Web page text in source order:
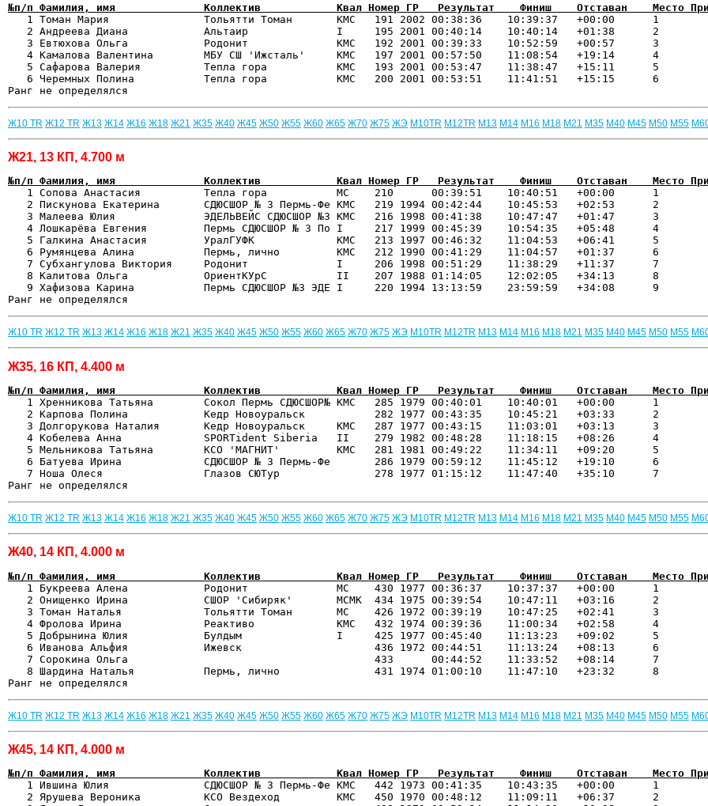
№п/п Фамилия, имя              Коллектив            Квал Номер ГР   Результат    Финиш    Отставан    Место
1 Томан Мария               Тольятти Томан       КМС   191 2002 00:38:36    10:39:37   +00:00      1
   2 Андреева Диана            Альтаир              I     195 2001 00:40:14    10:40:14   +01:38      2
   3 Евтюхова Ольга            Родонит              КМС   192 2001 00:39:33    10:52:59   +00:57      3
   4 Камалова Валентина        МБУ СШ 'Ижсталь'     КМС   197 2001 00:57:50    11:08:54   +19:14      4
   5 Сафарова Валерия          Тепла гора           КМС   193 2001 00:53:47    11:38:47   +15:11      5
   6 Черемных Полина           Тепла гора           КМС   200 2001 00:53:51    11:41:51   +15:15      6
Ж10 TR Ж12 TR Ж13 Ж14 Ж16 Ж18 Ж21 Ж35 Ж40 Ж45 Ж50 Ж55 Ж60 Ж65 Ж70 Ж75 ЖЭ М10TR М12TR М13 М14 М16 М18 М21 М35 М40 М45 М50 М55
Ж21, 13 КП, 4.700 м
№п/п Фамилия, имя              Коллектив            Квал Номер ГР   Результат    Финиш    Отставан    Место
1 Сопова Анастасия          Тепла гора           МС    210      00:39:51    10:40:51   +00:00      1
   2 Пискунова Екатерина       СДЮСШОР № 3 Пермь-Фе КМС   219 1994 00:42:44    10:45:53   +02:53      2
   3 Малеева Юлия              ЭДЕЛЬВЕЙС СДЮСШОР №3 КМС   216 1998 00:41:38    10:47:47   +01:47      3
   4 Лошкарёва Евгения         Пермь СДЮСШОР № 3 По I     217 1999 00:45:39    10:54:35   +05:48      4
   5 Галкина Анастасия         УралГУФК             КМС   213 1997 00:46:32    11:04:53   +06:41      5
   6 Румянцева Алина           Пермь, лично         КМС   212 1990 00:41:29    11:04:57   +01:37      6
   7 Субхангулова Виктория     Родонит              I     206 1998 00:51:29    11:38:29   +11:37      7
   8 Калитова Ольга            ОриентКУрС           II    207 1988 01:14:05    12:02:05   +34:13      8
   9 Хафизова Карина           Пермь СДЮСШОР №3 ЭДЕ I     220 1994 13:13:59    23:59:59   +34:08      9
Ж10 TR Ж12 TR Ж13 Ж14 Ж16 Ж18 Ж21 Ж35 Ж40 Ж45 Ж50 Ж55 Ж60 Ж65 Ж70 Ж75 ЖЭ М10TR М12TR М13 М14 М16 М18 М21 М35 М40 М45 М50 М55
Ж35, 16 КП, 4.400 м
№п/п Фамилия, имя              Коллектив            Квал Номер ГР   Результат    Финиш    Отставан    Место
1 Хренникова Татьяна        Сокол Пермь СДЮСШОР№ КМС   285 1979 00:40:01    10:40:01   +00:00      1
   2 Карпова Полина            Кедр Новоуральск           282 1977 00:43:35    10:45:21   +03:33      2
   3 Долгорукова Наталия       Кедр Новоуральск     КМС   287 1977 00:43:15    11:03:01   +03:13      3
   4 Кобелева Анна             SPORTident Siberia   II    279 1982 00:48:28    11:18:15   +08:26      4
   5 Мельникова Татьяна        КСО 'МАГНИТ'         КМС   281 1981 00:49:22    11:34:11   +09:20      5
   6 Батуева Ирина             СДЮСШОР № 3 Пермь-Фе       286 1979 00:59:12    11:45:12   +19:10      6
   7 Ноша Олеся                Глазов СЮТур               278 1977 01:15:12    11:47:40   +35:10      7
Ж10 TR Ж12 TR Ж13 Ж14 Ж16 Ж18 Ж21 Ж35 Ж40 Ж45 Ж50 Ж55 Ж60 Ж65 Ж70 Ж75 ЖЭ М10TR М12TR М13 М14 М16 М18 М21 М35 М40 М45 М50 М55
Ж40, 14 КП, 4.000 м
№п/п Фамилия, имя              Коллектив            Квал Номер ГР   Результат    Финиш    Отставан    Место
1 Букреева Алена            Родонит              МС    430 1977 00:36:37    10:37:37   +00:00      1
   2 Онищенко Ирина            СШОР 'Сибиряк'       МСМК  434 1975 00:39:54    10:47:11   +03:16      2
   3 Томан Наталья             Тольятти Томан       МС    426 1972 00:39:19    10:47:25   +02:41      3
   4 Фролова Ирина             Реактиво             КМС   432 1974 00:39:36    11:00:34   +02:58      4
   5 Добрынина Юлия            Булдым               I     425 1977 00:45:40    11:13:23   +09:02      5
   6 Иванова Альфия            Ижевск                     436 1972 00:44:51    11:13:24   +08:13      6
   7 Сорокина Ольга                                       433      00:44:52    11:33:52   +08:14      7
   8 Шардина Наталья           Пермь, лично               431 1974 01:00:10    11:47:10   +23:32      8
Ж10 TR Ж12 TR Ж13 Ж14 Ж16 Ж18 Ж21 Ж35 Ж40 Ж45 Ж50 Ж55 Ж60 Ж65 Ж70 Ж75 ЖЭ М10TR М12TR М13 М14 М16 М18 М21 М35 М40 М45 М50 М55
Ж45, 14 КП, 4.000 м
№п/п Фамилия, имя              Коллектив            Квал Номер ГР   Результат    Финиш    Отставан    Место
1 Ившина Юлия               СДЮСШОР № 3 Пермь-Фе КМС   442 1973 00:41:35    10:43:35   +00:00      1
   2 Ярушева Вероника          КСО Вездеход         КМС   450 1970 00:48:12    11:09:11   +06:37      2